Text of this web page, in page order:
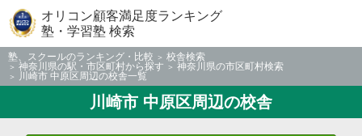
オリコン顧客満足度ランキング
塾・学習塾 検索
塾、スクールのランキング・比較
校舎検索
神奈川県の駅・市区町村から探す
神奈川県の市区町村検索
川崎市 中原区周辺の校舎一覧
川崎市 中原区周辺の校舎